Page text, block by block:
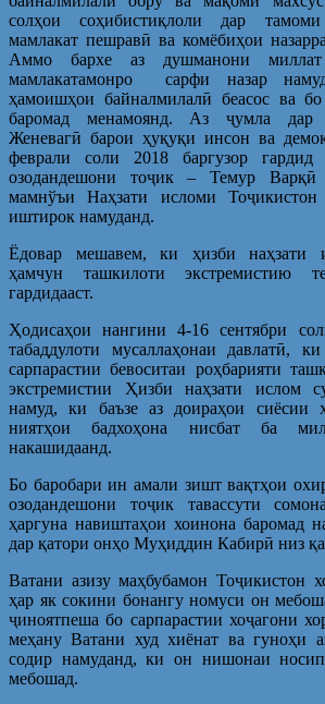
солҳои соҳибистиқлоли дар
мамлакат пешравӣ ва комёбиҳои
Аммо бархе аз душманони
мамлакатамонро сарфи назар
ҳамоишҳои байналмилалӣ беасос ва
баромад менамоянд. Аз ҷумла дар
Женевагӣ барои ҳуқуқи инсон ва
феврали соли 2018 баргузор гардид
озодандешони тоҷик – Темур Варқӣ
мамнўъи Наҳзати исломи
иштирок намуданд.
Ёдовар мешавем, ки ҳизби наҳзати
ҳамчун ташкилоти экстремистию
гардидааст.
Ҳодисаҳои нангини 4-16 сентябри
табаддулоти мусаллаҳонаи давлатӣ,
сарпарастии бевоситаи роҳбарияти
экстремистии Ҳизби наҳзати ислом
намуд, ки баъзе аз доираҳои сиёсии
ниятҳои бадхоҳона нисбат ба
накашидаанд.
Бо баробари ин амали зишт вақтҳои
озодандешони тоҷик тавассути
ҳаргуна навиштаҳои хоинона баромад
дар қатори онҳо Муҳиддин Кабирӣ низ
Ватани азизу маҳбубамон Тоҷикистон
ҳар як сокини бонангу номуси он
ҷиноятпеша бо сарпарастии хоҷагони
меҳану Ватани худ хиёнат ва гуноҳи
содир намуданд, ки он нишонаи
мебошад.